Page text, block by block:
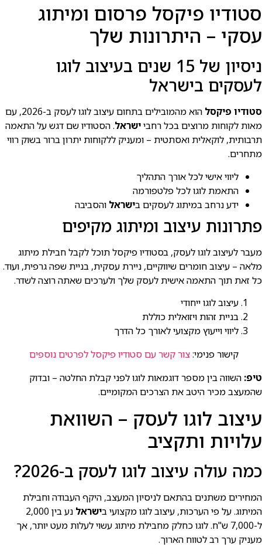
סטודיו פיקסל פרסום ומיתוג
עסקי – היתרונות שלך
ניסיון של 15 שנים בעיצוב לוגו
לעסקים בישראל
סטודיו פיקסל
הוא מהמובילים בתחום עיצוב לוגו לעסק ב-2026, עם
מאות לקוחות מרוצים בכל רחביישראל. הסטודיו שם דגש על התאמה
תרבותית, לוקאלית ואסתטית – ומעניק ללקוחות יתרון ברור בשוק רווי
מתחרים.
ליווי אישי לכל אורך התהליך
התאמת לוגו לכל פלטפורמה
ידע נרחב במיתוג לעסקים בישראל והסביבה
פתרונות עיצוב ומיתוג מקיפים
מעבר לעיצוב לוגו לעסק, בסטודיו פיקסל תוכל לקבל חבילת מיתוג
מלאה – עיצוב חומרים שיווקיים, ניירת עסקית, בניית שפה גרפית, ועוד.
כל זאת תוך התאמה אישית לעסק שלך ולערכים שאתה רוצה לשדר.
עיצוב לוגו ייחודי
בניית זהות ויזואלית כוללת
ליווי וייעוץ מקצועי לאורך כל הדרך
קישור פנימי:צור קשר עם סטודיו פיקסל לפרטים נוספים
טיפ: השווה בין מספר דוגמאות לוגו לפני קבלת החלטה – ובדוק
שהמעצב מכיר היטב את הצרכים המקומיים.
עיצוב לוגו לעסק – השוואת
עלויות ותקציב
כמה עולה עיצוב לוגו לעסק ב-2026?
המחירים משתנים בהתאם לניסיון המעצב, היקף העבודה וחבילת
המיתוג. על פי הערכות, עיצוב לוגו מקצועי בישראל
נע בין 2,000
ל-7,000 ש"ח. לוגו כחלק מחבילת מיתוג עשוי לעלות מעט יותר, אך
מעניק ערך רב לטווח הארוך.